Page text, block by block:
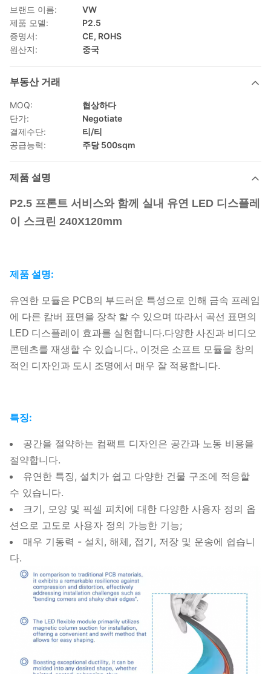
브랜드 이름:
VW
제품 모델:
P2.5
증명서:
CE, ROHS
원산지:
중국
부동산 거래
MOQ:
협상하다
단가:
Negotiate
결제수단:
티/티
공급능력:
주당 500sqm
제품 설명
P2.5 프론트 서비스와 함께 실내 유연 LED 디스플레
이 스크린 240X120mm
제품 설명:
유연한 모듈은 PCB의 부드러운 특성으로 인해 금속 프레임
에 다른 캄버 표면을 장착 할 수 있으며 따라서 곡선 표면의
LED 디스플레이 효과를 실현합니다.다양한 사진과 비디오
콘텐츠를 재생할 수 있습니다., 이것은 소프트 모듈을 창의
적인 디자인과 도시 조명에서 매우 잘 적용합니다.
특징:
공간을 절약하는 컴팩트 디자인은 공간과 노동 비용을
절약합니다.
유연한 특징, 설치가 쉽고 다양한 건물 구조에 적응할
수 있습니다.
크기, 모양 및 픽셀 피치에 대한 다양한 사용자 정의 옵
션으로 고도로 사용자 정의 가능한 기능;
매우 기동력 - 설치, 해체, 접기, 저장 및 운송에 쉽습니
다.